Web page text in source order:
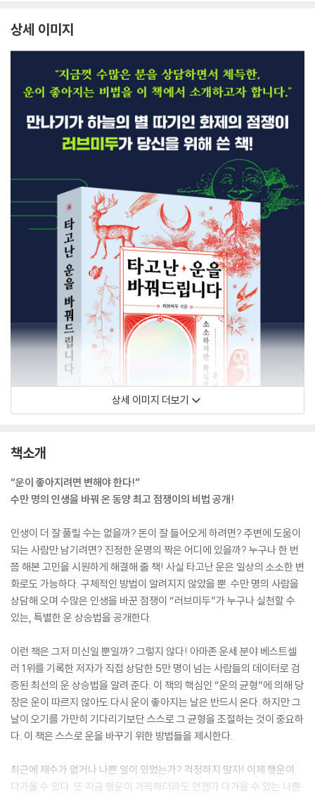
상세 이미지
상세 이미지 더보기
책소개
“운이 좋아지려면 변해야 한다!”
수만 명의 인생을 바꿔 온 동양 최고 점쟁이의 비법 공개!
인생이 더 잘 풀릴 수는 없을까? 돈이 잘 들어오게 하려면? 주변에 도움이
되는 사람만 남기려면? 진정한 운명의 짝은 어디에 있을까? 누구나 한 번
쯤 해본 고민을 시원하게 해결해 줄 책! 사실 타고난 운은 일상의 소소한 변
화로도 가능하다. 구체적인 방법이 알려지지 않았을 뿐. 수만 명의 사람을
상담해 오며 수많은 인생을 바꾼 점쟁이 “러브미두”가 누구나 실천할 수
있는, 특별한 운 상승법을 공개한다.
이런 책은 그저 미신일 뿐일까? 그렇지 않다! 아마존 운세 분야 베스트셀
러 1위를 기록한 저자가 직접 상담한 5만 명이 넘는 사람들의 데이터로 검
증된 최선의 운 상승법을 알려 준다. 이 책의 핵심인 “운의 균형”에 의해 당
장은 운이 따르지 않아도 다시 운이 좋아지는 날은 반드시 온다. 하지만 그
날이 오기를 가만히 기다리기보단 스스로 그 균형을 조절하는 것이 중요하
다. 이 책은 스스로 운을 바꾸기 위한 방법들을 제시한다.
최근에 재수가 없거나 나쁜 일이 있었는가? 걱정하지 말자! 이제 행운이
다가올 수 있다. 또 지금 행운이 가득하더라도 언젠가 다가올 수 있는 나쁜